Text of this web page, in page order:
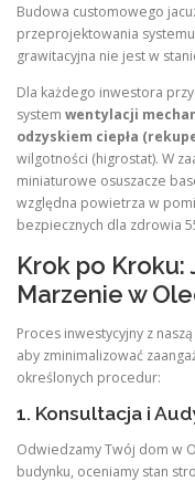
Budowa customowego
przeprojektowania
grawitacyjna nie jest w
Dla każdego inwestora
system wentylacji
odzyskiem ciepła
wilgotności (higrostat). W
miniaturowe osuszacze
względna powietrza w
bezpiecznych dla zdrowia
Krok po Kroku:
Marzenie w
Proces inwestycyjny z
aby zminimalizować
określonych procedur:
1. Konsultacja i
Odwiedzamy Twój dom w
budynku, oceniamy stan